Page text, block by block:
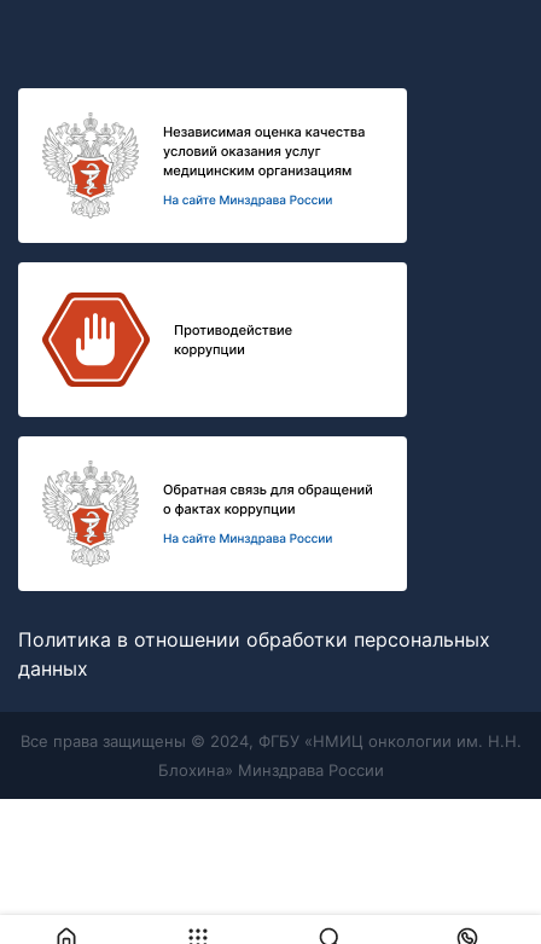
Политика в отношении обработки персональных
данных
Все права защищены © 2024, ФГБУ «НМИЦ онкологии им. Н.Н.
Блохина» Минздрава России